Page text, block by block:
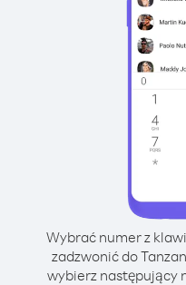
Wybrać numer z
zadzwonić do
wybierz następujący